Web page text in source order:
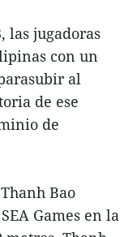
las jugadoras
con un
al
de ese
de
Bao
Games en la